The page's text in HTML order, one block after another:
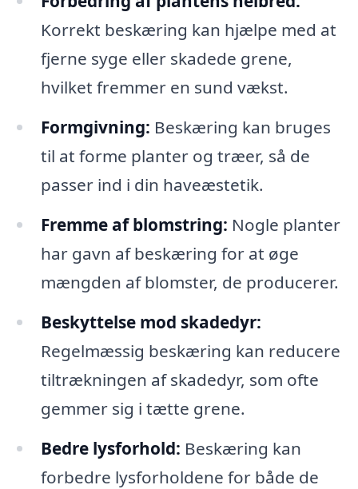
Korrekt beskæring kan hjælpe med at
fjerne syge eller skadede grene,
hvilket fremmer en sund vækst.
Formgivning: Beskæring kan bruges
til at forme planter og træer, så de
passer ind i din haveæstetik.
Fremme af blomstring: Nogle planter
har gavn af beskæring for at øge
mængden af blomster, de producerer.
Beskyttelse mod skadedyr:
Regelmæssig beskæring kan reducere
tiltrækningen af skadedyr, som ofte
gemmer sig i tætte grene.
Bedre lysforhold: Beskæring kan
forbedre lysforholdene for både de